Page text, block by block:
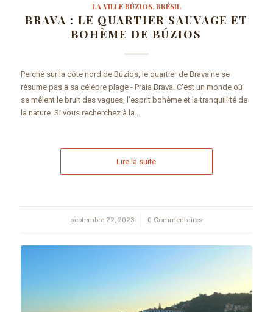
LA VILLE BÚZIOS, BRÉSIL
BRAVA : LE QUARTIER SAUVAGE ET
BOHÈME DE BÚZIOS
Perché sur la côte nord de Búzios, le quartier de Brava ne se
résume pas à sa célèbre plage - Praia Brava. C'est un monde où
se mêlent le bruit des vagues, l'esprit bohème et la tranquillité de
la nature. Si vous recherchez à la…
Lire la suite
septembre 22, 2023
/ 0 Commentaires